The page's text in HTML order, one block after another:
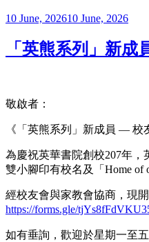
Posted
10 June, 202610 June, 2026
「英熊系列」新
敬啟者：
《「英熊系列」新成員 — 校
為慶祝英華書院創校207年，
雙小腳印有校名及「Home of
經校友會與家教會協商，現
https://forms.gle/
如有垂詢，歡迎於星期一至